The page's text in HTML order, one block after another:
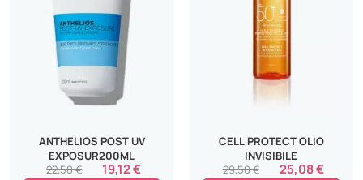
ANTHELIOS POST UV
EXPOSUR200ML
19,12 €
22,50 €
CELL PROTECT OLIO
INVISIBILE
25,08 €
29,50 €